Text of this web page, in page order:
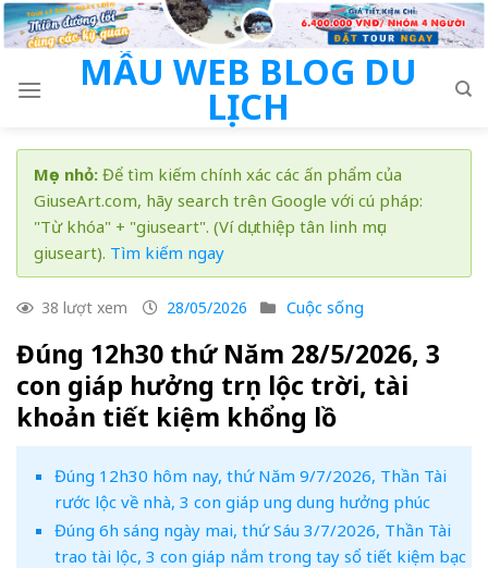
Skip
to
MẪU WEB BLOG DU
LỊCH
Mẹo nhỏ: Để tìm kiếm chính xác các ấn phẩm của
GiuseArt.com, hãy search trên Google với cú pháp:
"Từ khóa" + "giuseart". (Ví dụ: thiệp tân linh mục
giuseart). Tìm kiếm ngay
38 lượt xem 28/05/2026 Cuộc sống
Đúng 12h30 thứ Năm 28/5/2026, 3
con giáp hưởng trọn lộc trời, tài
khoản tiết kiệm khổng lồ
Đúng 12h30 hôm nay, thứ Năm 9/7/2026, Thần Tài
rước lộc về nhà, 3 con giáp ung dung hưởng phúc
Đúng 6h sáng ngày mai, thứ Sáu 3/7/2026, Thần Tài
trao tài lộc, 3 con giáp nắm trong tay sổ tiết kiệm bạc